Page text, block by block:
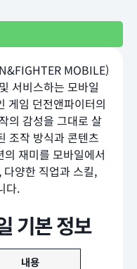
MOBILE)
서비스하는 모바일
게임 던전앤파이터의
의 감성을 그대로 살
조작 방식과 콘텐츠
재미를 모바일에서
양한 직업과 스킬,
다.
기본 정보
내용